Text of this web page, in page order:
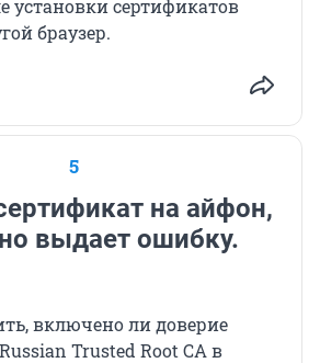
установки сертификатов
браузер.
5
на айфон,
выдает ошибку.
включено ли доверие
Trusted Root CA в